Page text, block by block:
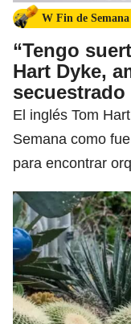
W Fin de Semana
“Tengo
Hart Dyke,
El inglés Tom
Semana como
para encontrar